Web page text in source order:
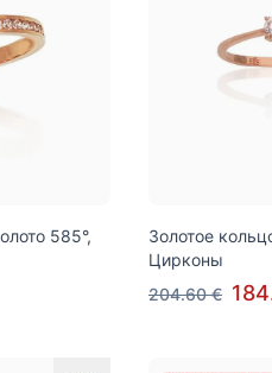
585°,
Золотое
Цирконы
204.60 €